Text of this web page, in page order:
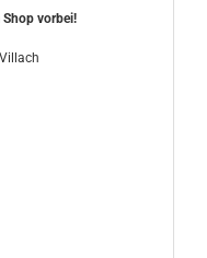
Shop vorbei!